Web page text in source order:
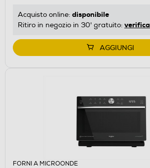
Acquisto online: disponibile
Ritiro in negozio in 30' gratuito: verifica
AGGIUNGI
FORNI A MICROONDE